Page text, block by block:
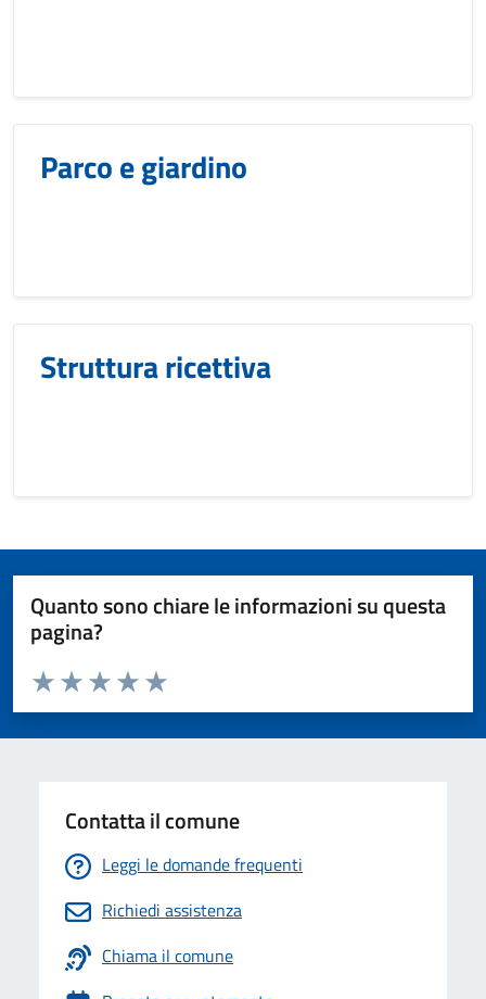
Parco e giardino
Struttura ricettiva
Quanto sono chiare le informazioni su questa
pagina?
Valuta da 1 a 5 stelle la pagina
Valuta 5 stelle su 5
Valuta 4 stelle su 5
Valuta 3 stelle su 5
Valuta 2 stelle su 5
Valuta 1 stelle su 5
Contatta il comune
Leggi le domande frequenti
Richiedi assistenza
Chiama il comune